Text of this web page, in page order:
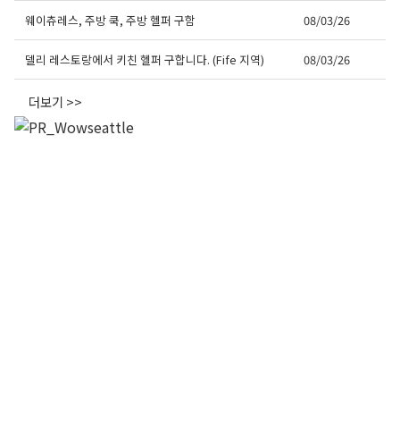
웨이츄레스, 주방 쿡, 주방 헬퍼 구함 08/03/26
델리 레스토랑에서 키친 헬퍼 구합니다. (Fife 지역) 08/03/26
더보기 >>